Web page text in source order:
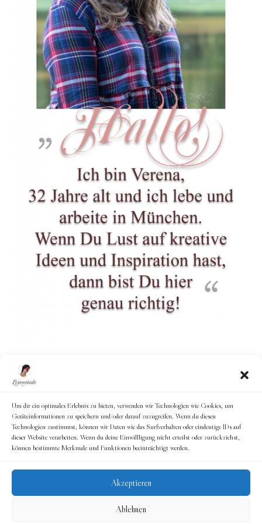
Um dir ein optimales Erlebnis zu bieten, verwenden wir Technologien wie Cookies, um
Geräteinformationen zu speichern und/oder darauf zuzugreifen. Wenn du diesen
Technologien zustimmst, können wir Daten wie das Surfverhalten oder eindeutige IDs auf
dieser Website verarbeiten. Wenn du deine Einwillligung nicht erteilst oder zurückziehst,
können bestimmte Merkmale und Funktionen beeinträchtigt werden.
Akzeptieren
Ablehnen
© 2026Leimoniade